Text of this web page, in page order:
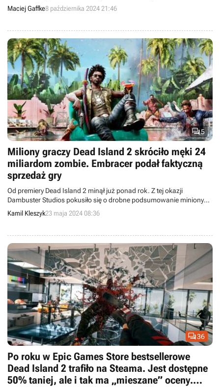
Sackboya.
Maciej Gaffke8 października 2024 21:46
5
Miliony graczy Dead Island 2 skróciło męki 24
miliardom zombie. Embracer podał faktyczną
sprzedaż gry
Od premiery Dead Island 2 minął już ponad rok. Z tej okazji
Dambuster Studios pokusiło się o drobne podsumowanie minionych
12 miesięcy.
Kamil Kleszyk23 maja 2024 08:36
36
Po roku w Epic Games Store bestsellerowe
Dead Island 2 trafiło na Steama. Jest dostępne
50% taniej, ale i tak ma „mieszane” oceny.